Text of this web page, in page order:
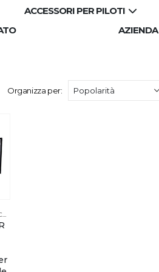
ACCESSORI PER PILOTI
AZIENDA
Organizza per:
ACCESSORI PER PILOTI: CUFFIE, REGOLI E KIT